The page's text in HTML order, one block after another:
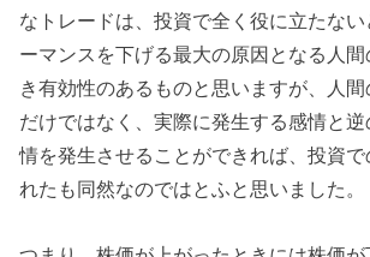
なトレードは、投資で全く役に立たな
ーマンスを下げる最大の原因となる人
き有効性のあるものと思いますが、人
だけではなく、実際に発生する感情と
情を発生させることができれば、投資で
れたも同然なのではとふと思いました。